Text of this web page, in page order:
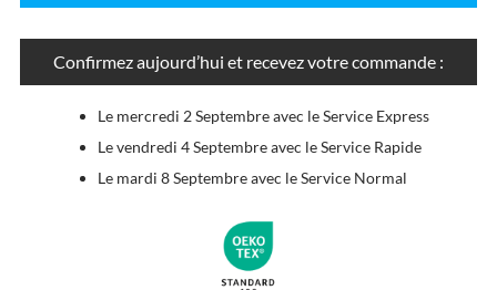
Confirmez aujourd’hui et recevez votre commande :
Le mercredi 2 Septembre avec le Service Express
Le vendredi 4 Septembre avec le Service Rapide
Le mardi 8 Septembre avec le Service Normal